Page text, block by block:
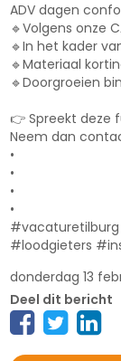
ADV dagen
🔹Volgens onze
🔹In het kader
🔹Materiaal
🔹Doorgroeien
👉 Spreekt deze
Neem dan
•
•
•
•
#loodgieters
donderdag 13
Deel dit bericht